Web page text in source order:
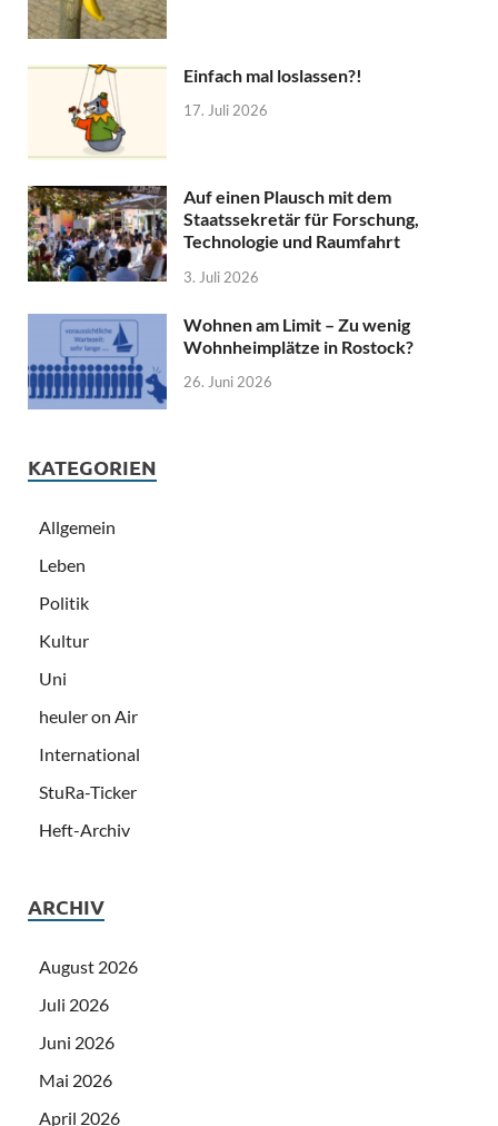
Einfach mal loslassen?!
17. Juli 2026
Auf einen Plausch mit dem
Staatssekretär für Forschung,
Technologie und Raumfahrt
3. Juli 2026
Wohnen am Limit – Zu wenig
Wohnheimplätze in Rostock?
26. Juni 2026
KATEGORIEN
Allgemein
Leben
Politik
Kultur
Uni
heuler on Air
International
StuRa-Ticker
Heft-Archiv
ARCHIV
August 2026
Juli 2026
Juni 2026
Mai 2026
April 2026